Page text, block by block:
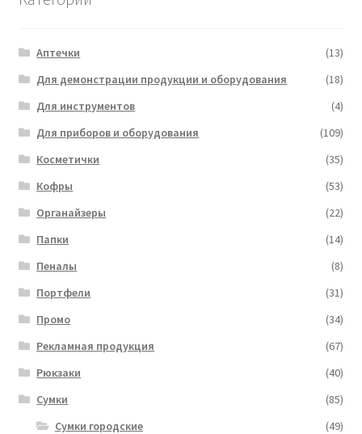
Аптечки
(13)
Для демонстрации продукции и оборудования
(18)
Для инструментов
(4)
Для приборов и оборудования
(109)
Косметички
(35)
Кофры
(53)
Органайзеры
(22)
Папки
(14)
Пеналы
(8)
Портфели
(31)
Промо
(34)
Рекламная продукция
(67)
Рюкзаки
(40)
Сумки
(85)
Сумки городские
(49)